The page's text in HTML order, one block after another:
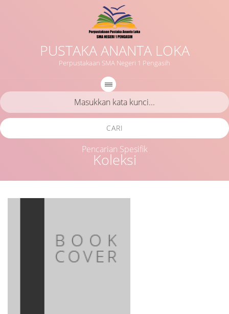
PUSTAKA ANANTA LOKA
Perpustakaan SMA Negeri 1 Pengasih
Koleksi
CARI
Pencarian Spesifik